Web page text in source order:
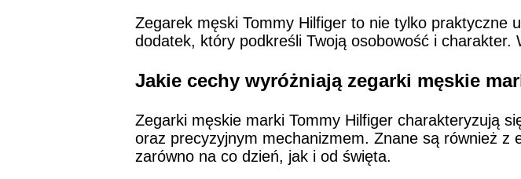
Zegarek męski Tommy Hilfiger to nie tylko praktyczne
dodatek, który podkreśli Twoją osobowość i charakter.
Jakie cechy wyróżniają zegarki męskie
Zegarki męskie marki Tommy Hilfiger charakteryzują
oraz precyzyjnym mechanizmem. Znane są również z
zarówno na co dzień, jak i od święta.